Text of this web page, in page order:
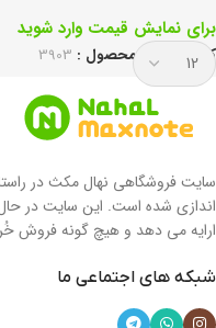
برای نمایش قیمت وارد شوید
کد انحصاری محصول : 3903
سایت فروشگاهی نهال مکث در
اندازی شده است. این سایت در
ارایه می دهد و هیچ گونه فروش
شبکه های اجتماعی ما